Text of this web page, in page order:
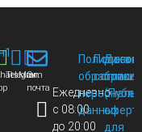
Telegram
MaxЭл.
почта Ежедневно
с 08:00
до 20:00
Политика
обработки
данных
для